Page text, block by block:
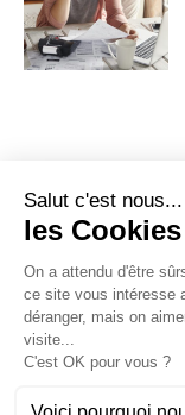
Menu
Accueil
DPE
Rénovation
Bailleurs
Astuces